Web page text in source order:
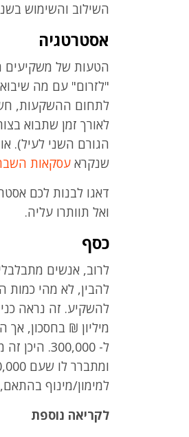
השילוב והשימוש
אסטרטגיה
הטעות של משקיעים
"לזרום" עם מה
לתחום ההשקעות,
לאורך זמן שתבוא
הגורם השני לעיל). או
שנקרא עסקאות
דאגו לבנות לכם
ואל תוותרו עליה.
כסף
לרוב, אנשים
להבין, לא מהי
להשקיע. זה נראה
ל-
למימון/מינוף
לקריאה נוספת